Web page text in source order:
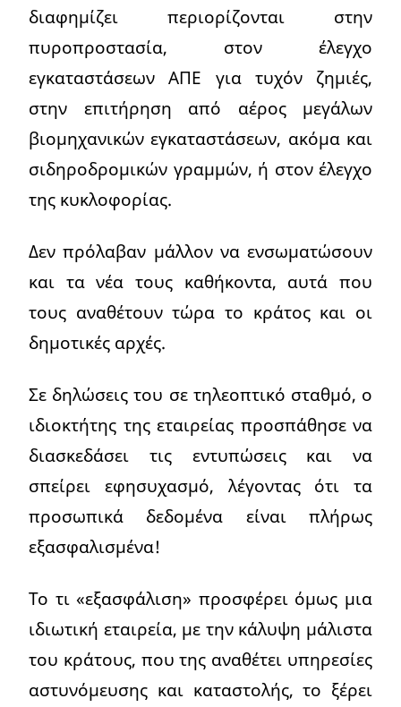
διαφημίζει περιορίζονται στην
πυροπροστασία, στον έλεγχο
εγκαταστάσεων ΑΠΕ για τυχόν ζημιές,
στην επιτήρηση από αέρος μεγάλων
βιομηχανικών εγκαταστάσεων, ακόμα και
σιδηροδρομικών γραμμών, ή στον έλεγχο
της κυκλοφορίας.
Δεν πρόλαβαν μάλλον να ενσωματώσουν
και τα νέα τους καθήκοντα, αυτά που
τους αναθέτουν τώρα το κράτος και οι
δημοτικές αρχές.
Σε δηλώσεις του σε τηλεοπτικό σταθμό, ο
ιδιοκτήτης της εταιρείας προσπάθησε να
διασκεδάσει τις εντυπώσεις και να
σπείρει εφησυχασμό, λέγοντας ότι τα
προσωπικά δεδομένα είναι πλήρως
εξασφαλισμένα!
Το τι «εξασφάλιση» προσφέρει όμως μια
ιδιωτική εταιρεία, με την κάλυψη μάλιστα
του κράτους, που της αναθέτει υπηρεσίες
αστυνόμευσης και καταστολής, το ξέρει